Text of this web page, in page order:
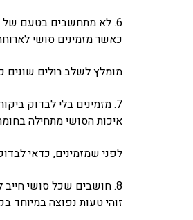
6. לא מתחשבים בטעם של שאר הסועדים
כאשר מזמינים סושי
מומלץ לשלב רולים
7. מזמינים בלי לבדוק ביקורות
איכות הסושי מתחילה
לפני שמזמינים, כדאי
8. חושבים שכל סושי חייב להכיל דג נא
זוהי טעות נפוצה